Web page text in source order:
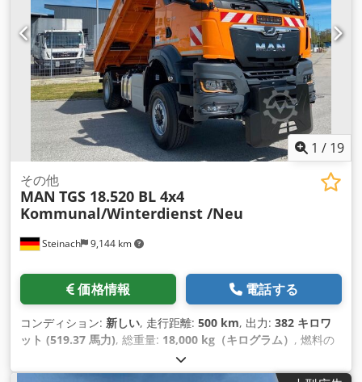
1 / 19
Steinach 9,144 km
その他
MAN TGS 18.520 BL 4x4
Kommunal/Winterdienst /Neu
価格情報 電話する
コンディション: 新しい, 走行距離: 500 km, 出力: 382 キロワ
ット (519.37 馬力), 総重量: 18,000 kg（キログラム） , 燃料の
, アクスル構成:
リターダ, 変速方式:オートマチック, 荷室幅:2,420 mm, 荷室